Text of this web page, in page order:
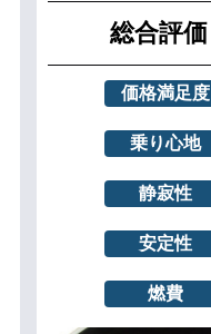
総合評価
価格満足度
乗り心地
静寂性
安定性
燃費